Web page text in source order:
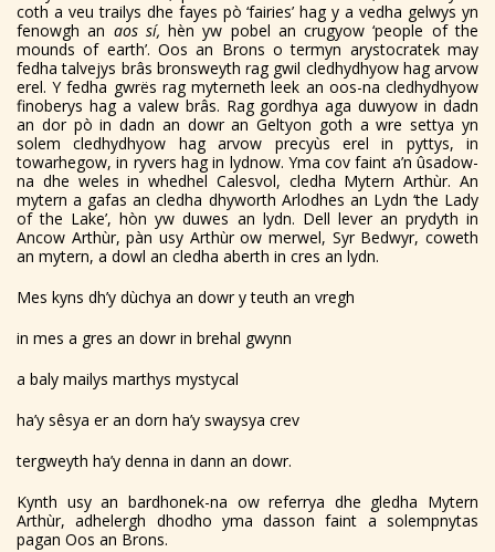
coth a veu trailys dhe fayes pò ‘fairies’ hag y a vedha gelwys yn
fenowgh an aos sí,hèn yw pobel an crugyow ‘people of the
mounds of earth’. Oos an Brons o termyn arystocratek may
fedha talvejys brâs bronsweyth rag gwil cledhydhyow hag arvow
erel. Y fedha gwrës rag myterneth leek an oos-na cledhydhyow
finoberys hag a valew brâs. Rag gordhya aga duwyow in dadn
an dor pò in dadn an dowr an Geltyon goth a wre settya yn
solem cledhydhyow hag arvow precyùs erel in pyttys, in
towarhegow, in ryvers hag in lydnow. Yma cov faint a’n ûsadow-
na dhe weles in whedhel Calesvol, cledha Mytern Arthùr. An
mytern a gafas an cledha dhyworth Arlodhes an Lydn ‘the Lady
of the Lake’, hòn yw duwes an lydn. Dell lever an prydyth in
Ancow Arthùr, pàn usy Arthùr ow merwel, Syr Bedwyr, coweth
an mytern, a dowl an cledha aberth in cres an lydn.
Mes kyns dh’y dùchya an dowr y teuth an vregh
in mes a gres an dowr in brehal gwynn
a baly mailys marthys mystycal
ha’y sêsya er an dorn ha’y swaysya crev
tergweyth ha’y denna in dann an dowr.
Kynth usy an bardhonek-na ow referrya dhe gledha Mytern
Arthùr, adhelergh dhodho yma dasson faint a solempnytas
pagan Oos an Brons.